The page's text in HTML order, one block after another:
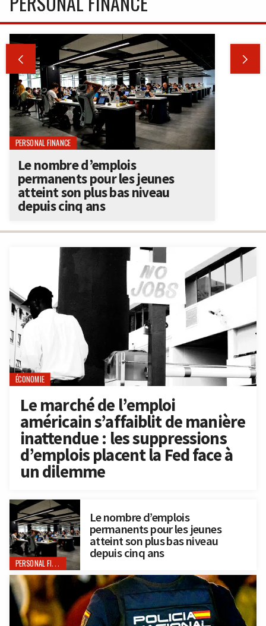
ÉCONOMIE
Le marché de l’emploi
américain s’affaiblit de manière
inattendue : les suppressions
d’emplois placent la Fed face à
un dilemme
PERSONAL FINANCE
Le nombre d’emplois
permanents pour les jeunes
atteint son plus bas niveau
depuis cinq ans
 
PERSONAL FINANCE
Le nombre d’emplois
permanents pour les jeunes
atteint son plus bas niveau
depuis cinq ans